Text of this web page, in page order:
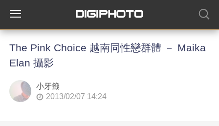
The Pink Choice 越南同性戀群體 － Maika
Elan 攝影
小牙籤
2013/02/07 14:24